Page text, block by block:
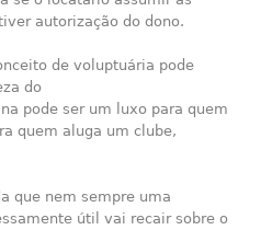
autorização do dono.
de voluptuária pode
do
pode ser um luxo para quem
quem aluga um clube,
que nem sempre uma
útil vai recair sobre o